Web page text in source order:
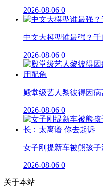
2026-08-06 0
中文大模型谁最强？千
2026-08-06 0
殿堂级艺人黎彼得因
2026-08-06 0
女子刚提新车被熊孩
2026-08-06 0
关于本站